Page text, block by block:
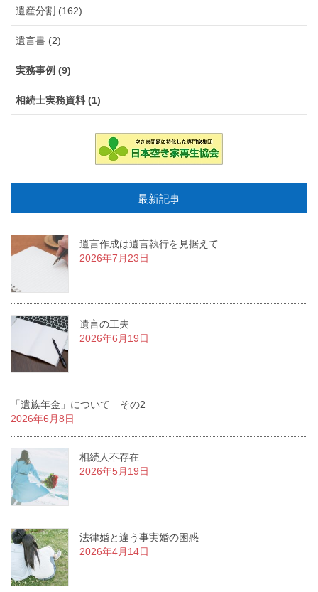
遺産分割 (162)
遺言書 (2)
実務事例 (9)
相続士実務資料 (1)
最新記事
遺言作成は遺言執行を見据えて
2026年7月23日
遺言の工夫
2026年6月19日
「遺族年金」について その2
2026年6月8日
相続人不存在
2026年5月19日
法律婚と違う事実婚の困惑
2026年4月14日